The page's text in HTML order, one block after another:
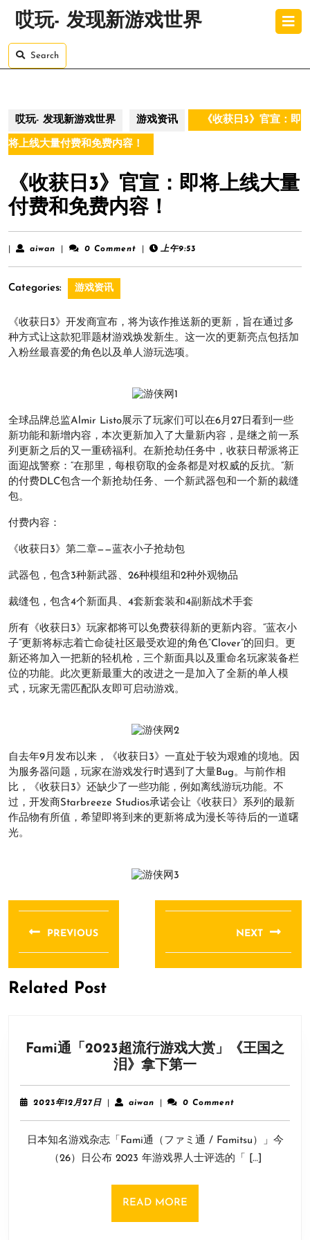
哎玩- 发现新游戏世界
Search
哎玩- 发现新游戏世界 游戏资讯 《收获日3》官宣：即
将上线大量付费和免费内容！
《收获日3》官宣：即将上线大量
付费和免费内容！
aiwan aiwan 0 Comment 上午9:53
Categories: 游戏资讯
《收获日3》开发商宣布，将为该作推送新的更新，旨在通过多
种方式让这款犯罪题材游戏焕发新生。这一次的更新亮点包括加
入粉丝最喜爱的角色以及单人游玩选项。
全球品牌总监Almir Listo展示了玩家们可以在6月27日看到一些
新功能和新增内容，本次更新加入了大量新内容，是继之前一系
列更新之后的又一重磅福利。在新抢劫任务中，收获日帮派将正
面迎战警察：“在那里，每根窃取的金条都是对权威的反抗。”新
的付费DLC包含一个新抢劫任务、一个新武器包和一个新的裁缝
包。
付费内容：
《收获日3》第二章——蓝衣小子抢劫包
武器包，包含3种新武器、26种模组和2种外观物品
裁缝包，包含4个新面具、4套新套装和4副新战术手套
所有《收获日3》玩家都将可以免费获得新的更新内容。“蓝衣小
子”更新将标志着亡命徒社区最受欢迎的角色“Clover”的回归。更
新还将加入一把新的轻机枪，三个新面具以及重命名玩家装备栏
位的功能。此次更新最重大的改进之一是加入了全新的单人模
式，玩家无需匹配队友即可启动游戏。
自去年9月发布以来，《收获日3》一直处于较为艰难的境地。因
为服务器问题，玩家在游戏发行时遇到了大量Bug。与前作相
比，《收获日3》还缺少了一些功能，例如离线游玩功能。不
过，开发商Starbreeze Studios承诺会让《收获日》系列的最新
作品物有所值，希望即将到来的更新将成为漫长等待后的一道曙
光。
文
导
航
PREVIOUS
post:
NEXT
post:
Related Post
Fami通「2023超流行游戏大赏」《王国之
泪》拿下第一Fami
通
「2023
流
行
游
戏
2023年12月27日2023
月
27
日
aiwanaiwan 0 Comment
日本知名游戏杂志「Fami通（ファミ通 / Famitsu）」今
（26）日公布 2023 年游戏界人士评选的「 […]
READ MORE